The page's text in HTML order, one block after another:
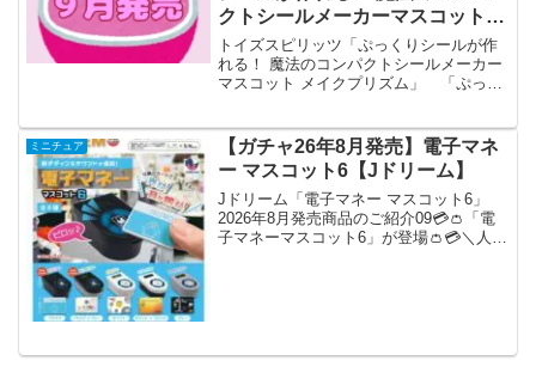
クトシールメーカーマスコット
メイクプリズム【トイズスピリッ
ツ】
トイズスピリッツ「ぷっくりシールが作
れる！ 魔法のコンパクトシールメーカー
マスコット メイクプリズム」 「ぷっく
ム」が全国のカプセルトイ売り場から発
売されます。 好き...
ミニチュア
【ガチャ26年8月発売】電子マネ
ー マスコット6【Jドリーム】
Jドリーム「電子マネー マスコット6」
2026年8月発売商品のご紹介09💳👛「電
子マネーマスコット6」が登場👛💳＼人気